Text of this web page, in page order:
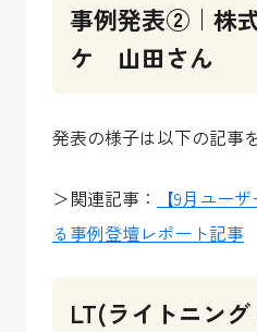
事例発表②｜株
ケ 山田さん
発表の様子は以下の記事
＞関連記事：
【9月ユー
る事例登壇レポート記事
LT(ライトニン